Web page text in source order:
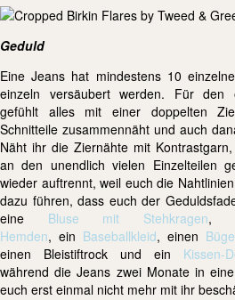
Geduld
Eine Jeans hat mindestens 10
einzeln versäubert werden. Für den
gefühlt alles mit einer doppelten
Schnitteile zusammennäht und auch
Näht ihr die Ziernähte mit
an den unendlich vielen Einzelteilen
wieder auftrennt, weil euch die
dazu führen, dass euch der
eine Bluse mit Stehkragen,
Hemden, ein Baseballkleid, einen
einen Bleistiftrock und ein Kissen-
während die Jeans zwei Monate in
euch erst einmal nicht mehr mit ihr